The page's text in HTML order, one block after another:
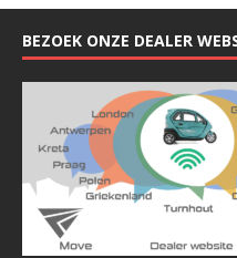
BEZOEK ONZE DEALER